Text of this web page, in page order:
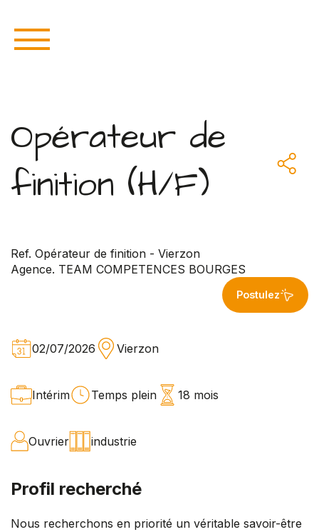
Opérateur de
finition (H/F)
Ref. Opérateur de finition - Vierzon
Agence. TEAM COMPETENCES BOURGES
Postulez
02/07/2026 Vierzon
Intérim Temps plein 18 mois
Ouvrier industrie
Profil recherché
Nous recherchons en priorité un véritable savoir-être